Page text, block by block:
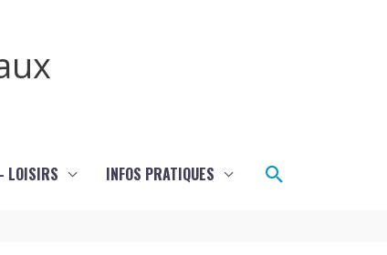
LOISIRS INFOS PRATIQUES Rechercher